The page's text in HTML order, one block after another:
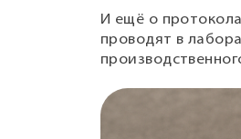
И ещё о
проводят в